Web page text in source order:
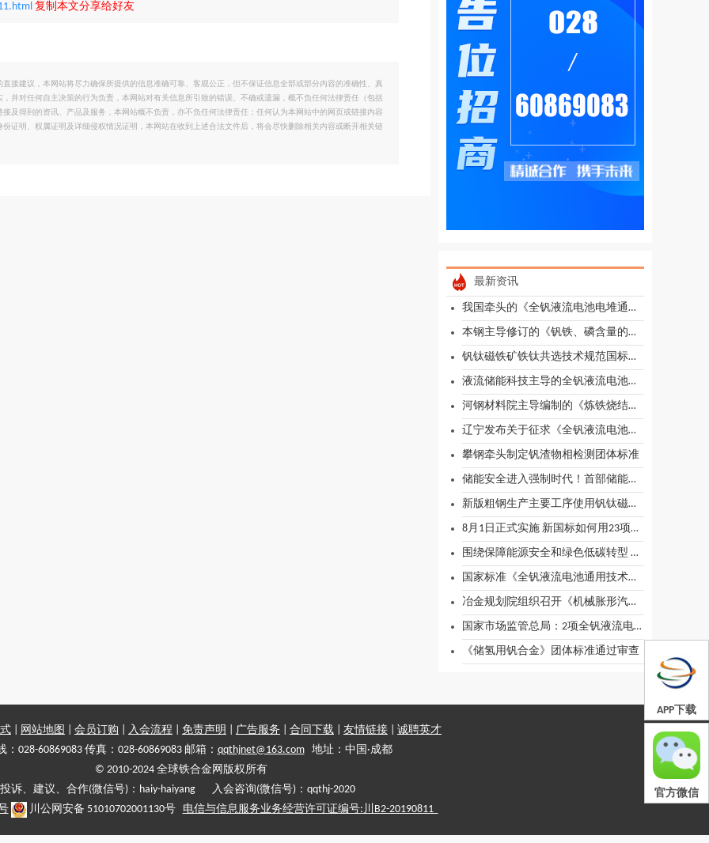
复制本文分享给好友
接建议，本网站将尽力确保所提供的信息准确可靠、客观公正，但不保证信息全部或部分内容的准确性、真
并对任何自主决策的行为负责，本网站对有关信息所引致的错误、不确或遗漏，概不负任何法律责任（包括
及得到的资讯、产品及服务，本网站概不负责，亦不负任何法律责任；任何认为本网站中的网页或链接内容
证明、权属证明及详细侵权情况证明，本网站在收到上述合法文件后，将会尽快删除相关内容或断开相关链
最新资讯
我国牵头的《全钒液流电池电堆通用要求和测试方法》国际标准获批立项
本钢主导修订的《钒铁、磷含量的测定，钼蓝分光光度法》国家标准获批立项
钒钛磁铁矿铁钛共选技术规范国标首次讨论会在攀枝花召开
液流储能科技主导的全钒液流电池数字孪生运维团体标准发布
河钢材料院主导编制的《炼铁烧结矿用提钒尾渣》团体标准正式发布
辽宁发布关于征求《全钒液流电池电解液产品碳足迹核算评价技术规范》意见的通知
攀钢牵头制定钒渣物相检测团体标准
储能安全进入强制时代！首部储能强制性国标实施！
新版粗钢生产主要工序使用钒钛磁铁矿的能源消耗限额进一步明确
8月1日正式实施 新国标如何用23项极限测试重塑储能江湖？
围绕保障能源安全和绿色低碳转型 国家能源局集中发布一批重点行业标准
国家标准《全钒液流电池通用技术条件》、《全钒液流电池系统测试方法》发布
冶金规划院组织召开《机械胀形汽车桥壳用含铌热轧钢板及钢带》等五项团体标准审定会
国家市场监管总局：2项全钒液流电池相关国家标准发布
《储氢用钒合金》团体标准通过审查
网站地图 会员订购 入会流程 免责声明 广告服务 合同下载 友情链接
诚聘英才
：028-60869083 传真：028-60869083 邮箱： qqthjnet@163.com地址：中国·成都
© 2010-2024 全球铁合金网版权所有
投诉、建议、合作(微信号)：haiy-haiyang 入会咨询(微信号)：qqthj-2020
川公网安备 51010702001130号 电信与信息服务业务经营许可证编号:川B2-20190811
APP下载
官方微信